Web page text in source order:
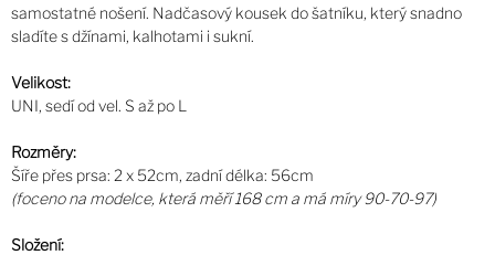
samostatné nošení. Nadčasový kousek do šatníku, který snadno
sladíte s džínami, kalhotami i sukní.
Velikost:
UNI, sedí od vel. S až po L
Rozměry:
Šíře přes prsa: 2 x 52cm, zadní délka: 56cm
(foceno na modelce, která měří 168 cm a má míry 90-70-97)
Složení: